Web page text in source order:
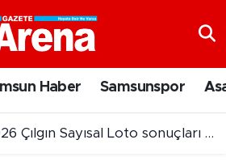
Haber Samsunspor
Sayısal Loto sonuçları belli oldu
maçta Kasımpaşa’ya 3-0 mağlup oldu
Vakitleri